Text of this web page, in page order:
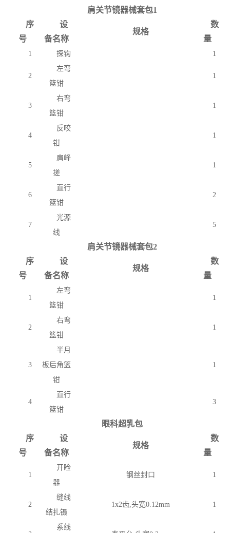
肩关节镜器械套包1
序
号
设
备名称
规格
数
量
1 探钩 1
2
左弯
篮钳
1
3
右弯
篮钳
1
4
反咬
钳
1
5
肩峰
搓
1
6
直行
篮钳
2
7
光源
线
5
肩关节镜器械套包2
序
号
设
备名称
规格
数
量
1
左弯
篮钳
1
2
右弯
篮钳
1
3
半月
板后角篮
钳
1
4
直行
篮钳
3
眼科超乳包
序
号
设
备名称
规格
数
量
1
开睑
器
钢丝封口 1
2
缝线
结扎镊
1x2齿,头宽0.12mm 1
系线